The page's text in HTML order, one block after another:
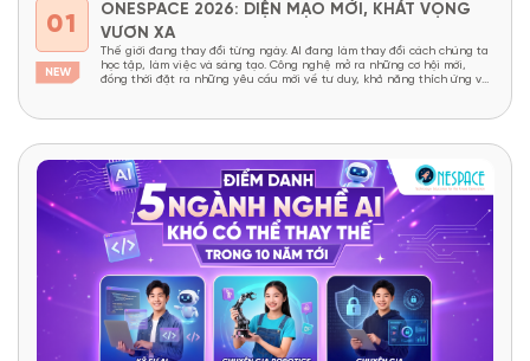
01
ONESPACE 2026: DIỆN MẠO MỚI, KHÁT VỌNG
VƯƠN XA
Thế giới đang thay đổi từng ngày. AI đang làm thay đổi cách chúng ta
học tập, làm việc và sáng tạo. Công nghệ mở ra những cơ hội mới,
đồng thời đặt ra những yêu cầu mới về tư duy, khả năng thích ứng và